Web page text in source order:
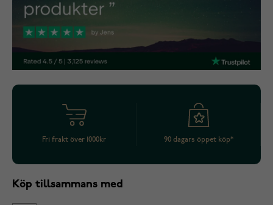
Fri frakt över 1000kr 90 dagars öppet köp*
Köp tillsammans med